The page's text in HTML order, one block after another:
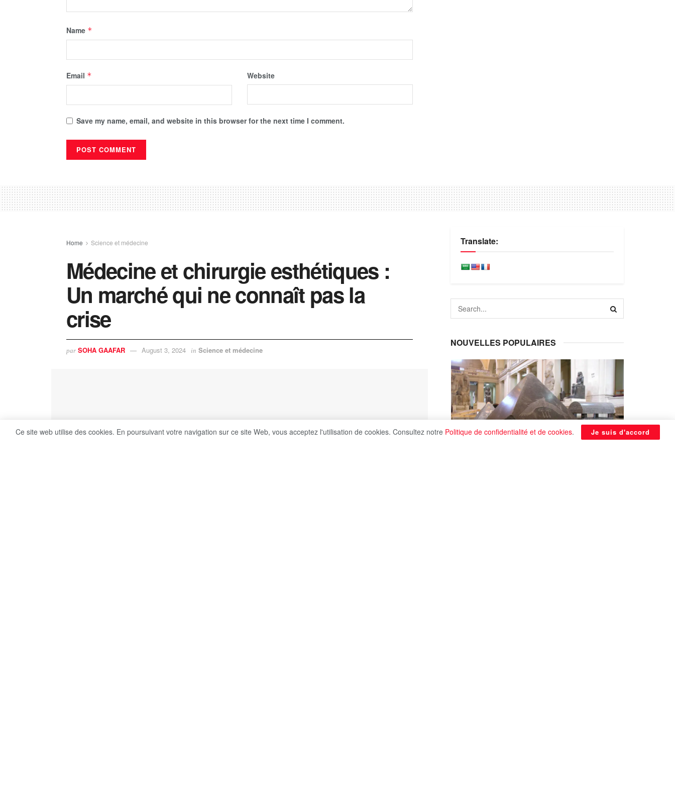
Name *
Email * Website
Save my name, email, and website in this browser for the next time I comment.
Home Science et médecine
Médecine et chirurgie esthétiques :
Un marché qui ne connaît pas la
crise
par SOHA GAAFAR August 3, 2024 in Science et médecine
Translate:
NOUVELLES POPULAIRES
Ce site web utilise des cookies. En poursuivant votre navigation sur ce site Web, vous acceptez l'utilisation de cookies. Consultez notre Politique de confidentialité et de cookies. Je suis d'accord